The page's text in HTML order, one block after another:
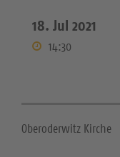
18. Jul 2021
14:30
Oberoderwitz Kirche